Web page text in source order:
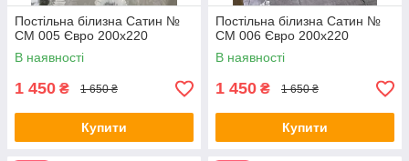
Постільна білизна Сатин №
СМ 005 Євро 200х220
В наявності
1 450 ₴ 1 650 ₴
Купити
Постільна білизна Сатин №
СМ 006 Євро 200х220
В наявності
1 450 ₴ 1 650 ₴
Купити